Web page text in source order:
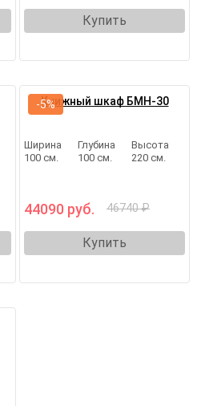
Купить
Книжный шкаф БМН-30
Ширина
100 см.
Глубина
100 см.
Высота
220 см.
44090 руб. 46740 ₽
Купить
-5%